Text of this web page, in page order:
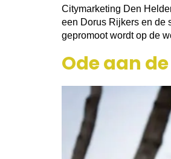
Citymarketing Den
een Dorus Rijkers en de
gepromoot wordt op de
Ode aan